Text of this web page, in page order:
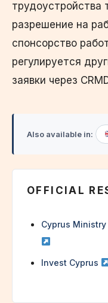
трудоустройства
разрешение на
спонсорство
регулируется
заявки через
Also available in:
OFFICIAL
Cyprus
Invest Cyprus